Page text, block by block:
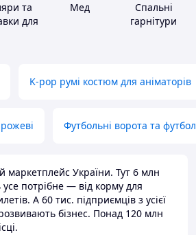
та
для
Мед
Спальні
гарнітури
K-pop румі костюм для аніматорів
Футбольні ворота та
України. Тут 6 млн
усе потрібне — від корму для
А 60 тис. підприємців з усієї
бізнес. Понад 120 млн